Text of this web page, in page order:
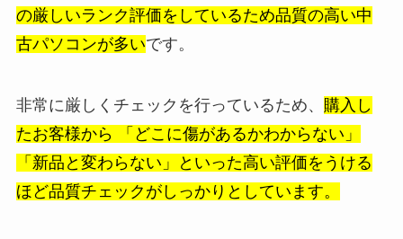
の厳しいランク評価をしているため品質の高い中
古パソコンが多いです。
非常に厳しくチェックを行っているため、 購入し
たお客様から 「どこに傷があるかわからない」
「新品と変わらない」といった高い評価をうける
ほど品質チェックがしっかりとしています。